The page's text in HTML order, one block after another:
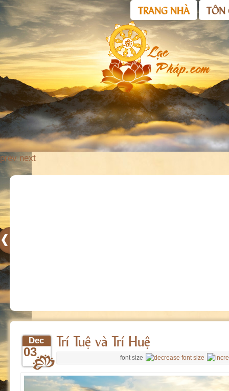
prev next
TRANG NHÀ TÔN
Trí Tuệ và Trí Huệ
Dec
03 font size